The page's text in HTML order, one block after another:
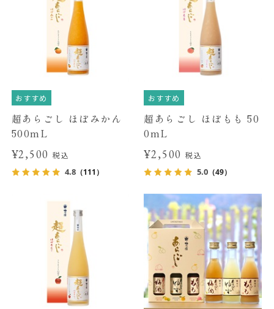
おすすめ
超あらごし ほぼみかん
500mL
¥2,500税込
4.8（111）
おすすめ
超あらごし ほぼもも 50
0mL
¥2,500 税込
5.0 （49）